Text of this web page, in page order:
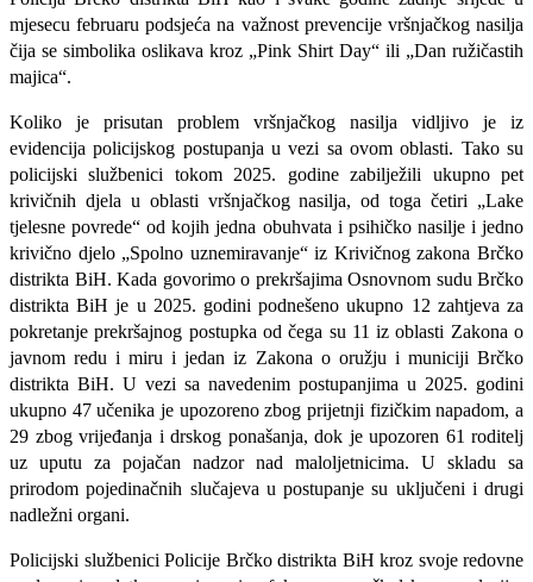
mjesecu februaru podsjeća na važnost prevencije vršnjačkog nasilja
čija se simbolika oslikava kroz „Pink Shirt Day“ ili „Dan ružičastih
majica“.
Koliko je prisutan problem vršnjačkog nasilja vidljivo je iz
evidencija policijskog postupanja u vezi sa ovom oblasti. Tako su
policijski službenici tokom 2025. godine zabilježili ukupno pet
krivičnih djela u oblasti vršnjačkog nasilja, od toga četiri „Lake
tjelesne povrede“ od kojih jedna obuhvata i psihičko nasilje i jedno
krivično djelo „Spolno uznemiravanje“ iz Krivičnog zakona Brčko
distrikta BiH. Kada govorimo o prekršajima Osnovnom sudu Brčko
distrikta BiH je u 2025. godini podnešeno ukupno 12 zahtjeva za
pokretanje prekršajnog postupka od čega su 11 iz oblasti Zakona o
javnom redu i miru i jedan iz Zakona o oružju i municiji Brčko
distrikta BiH. U vezi sa navedenim postupanjima u 2025. godini
ukupno 47 učenika je upozoreno zbog prijetnji fizičkim napadom, a
29 zbog vrijeđanja i drskog ponašanja, dok je upozoren 61 roditelj
uz uputu za pojačan nadzor nad maloljetnicima. U skladu sa
prirodom pojedinačnih slučajeva u postupanje su uključeni i drugi
nadležni organi.
Policijski službenici Policije Brčko distrikta BiH kroz svoje redovne